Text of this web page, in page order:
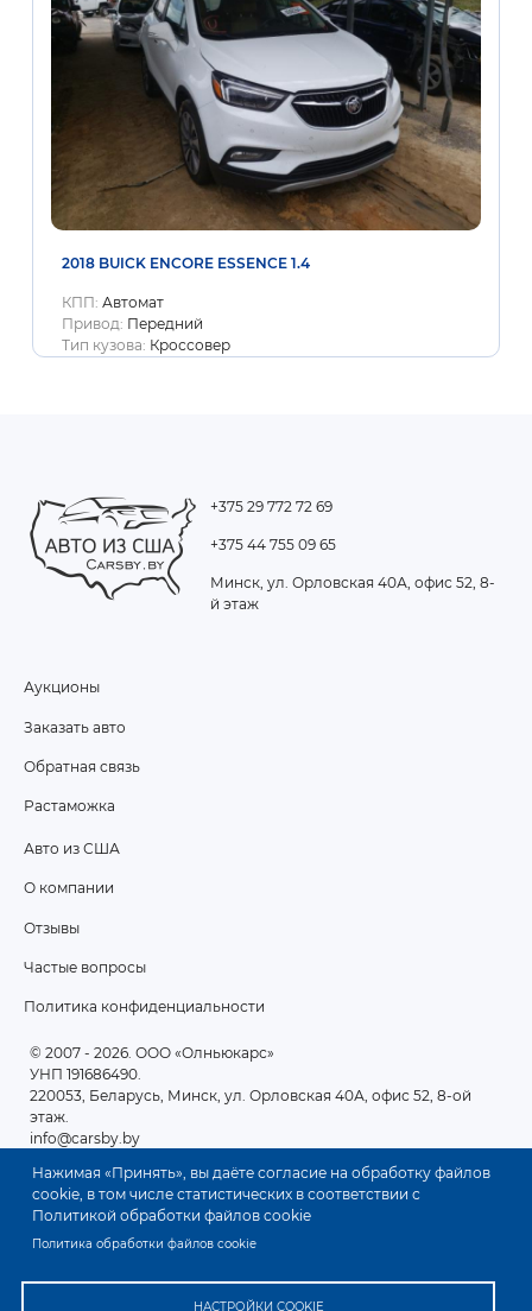
2018 BUICK ENCORE ESSENCE 1.4
КПП: Автомат
Привод: Передний
Тип кузова: Кроссовер
Нажимая «Принять», вы даёте согласие на обработку файлов
cookie, в том числе статистических в соответствии с
Политикой обработки файлов cookie
Политика обработки файлов cookie
НАСТРОЙКИ COOKIE
+375 29 772 72 69
+375 44 755 09 65
Минск, ул. Орловская 40А, офис 52, 8-
й этаж
MENU
Аукционы
Заказать авто
Обратная связь
Растаможка
Авто из США
О компании
Отзывы
Частые вопросы
Политика конфиденциальности
© 2007 - 2026 . ООО «Олньюкарс»
УНП 191686490.
220053, Беларусь, Минск, ул. Орловская 40А, офис 52, 8-ой
этаж.
info@carsby.by